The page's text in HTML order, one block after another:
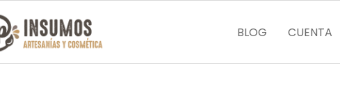
BLOG CUENTA